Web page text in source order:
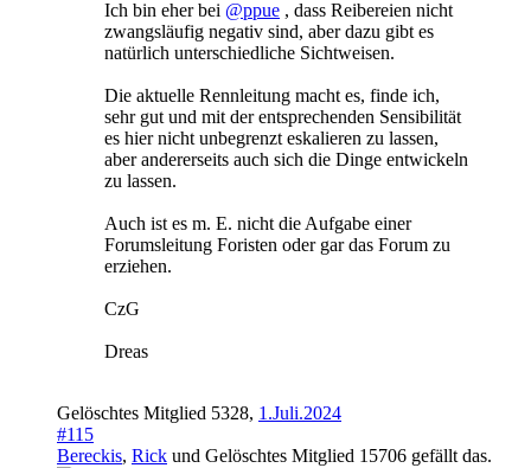
Ich bin eher bei @ppue , dass Reibereien nicht
zwangsläufig negativ sind, aber dazu gibt es
natürlich unterschiedliche Sichtweisen.
Die aktuelle Rennleitung macht es, finde ich,
sehr gut und mit der entsprechenden Sensibilität
es hier nicht unbegrenzt eskalieren zu lassen,
aber andererseits auch sich die Dinge entwickeln
zu lassen.
Auch ist es m. E. nicht die Aufgabe einer
Forumsleitung Foristen oder gar das Forum zu
erziehen.
CzG
Dreas
Gelöschtes Mitglied 5328, 1.Juli.2024
#115
Bereckis, Rick und Gelöschtes Mitglied 15706 gefällt das.